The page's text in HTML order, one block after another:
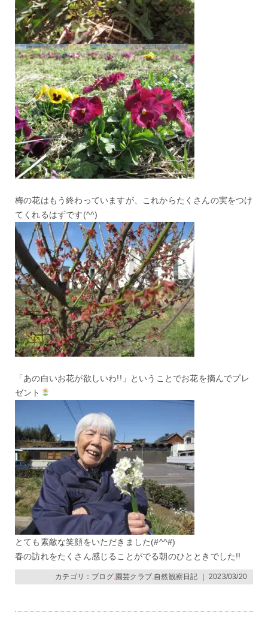
梅の花はもう終わっていますが、これからたくさんの実をつけ
てくれるはずです(^^)
「あの白いお花が欲しいわ!!」ということでお花を摘んでプレ
ゼント
とても素敵な笑顔をいただきました(#^^#)
春の訪れをたくさん感じることがでる朝のひとときでした!!
カテゴリ： ブログ, 園芸クラブ, 自然観察日記 ｜ 2023/03/20